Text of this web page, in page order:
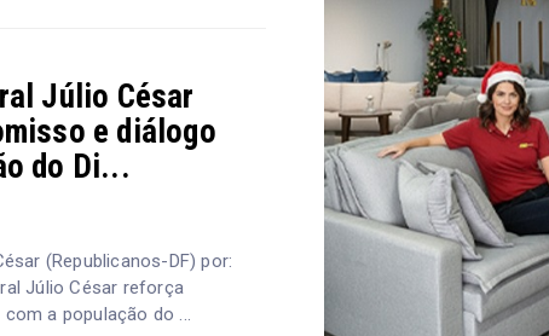
Júlio César
e diálogo
do Di...
(Republicanos-DF) por:
Júlio César reforça
a população do ...